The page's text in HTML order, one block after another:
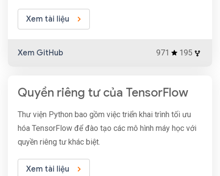
Xem tài liệu
Xem GitHub 971 195
Quyền riêng tư của TensorFlow
Thư viện Python bao gồm việc triển khai trình tối ưu
hóa TensorFlow để đào tạo các mô hình máy học với
quyền riêng tư khác biệt.
Xem tài liệu